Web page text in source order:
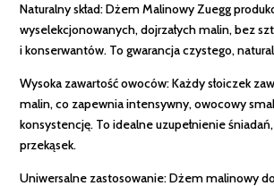
Naturalny skład: Dżem Malinowy Zuegg
wyselekcjonowanych, dojrzałych malin, bez
i konserwantów. To gwarancja czystego,
Wysoka zawartość owoców: Każdy słoiczek
malin, co zapewnia intensywny, owocowy
konsystencję. To idealne uzupełnienie
przekąsek.
Uniwersalne zastosowanie: Dżem malinowy